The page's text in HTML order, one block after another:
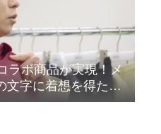
ラボ商品が実現！メ
文字に着想を得たデ